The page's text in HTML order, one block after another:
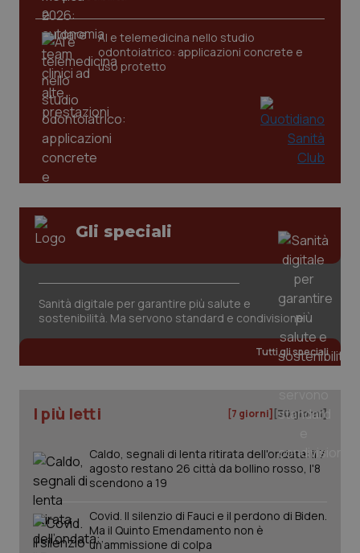
AI e telemedicina nello studio
odontoiatrico: applicazioni concrete e
uso protetto
Gli speciali
Sanità digitale per garantire più salute e
sostenibilità. Ma servono standard e condivisione
Tutti gli speciali
I più letti [7 giorni] [30 giorni]
Caldo, segnali di lenta ritirata dell'ondata: il 7
agosto restano 26 città da bollino rosso, l'8
scendono a 19
Covid. Il silenzio di Fauci e il perdono di Biden.
Ma il Quinto Emendamento non è
un’ammissione di colpa
www.quotidianosanita.it
tracking-enable